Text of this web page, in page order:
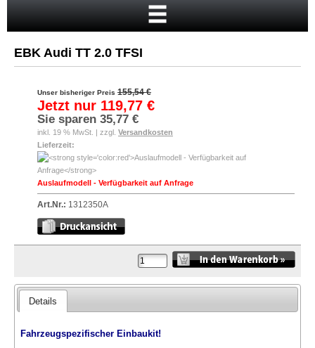
Kasse
Anmelden
EBK Audi TT 2.0 TFSI
Unser bisheriger Preis 155,54 €
Jetzt nur 119,77 €
Sie sparen 35,77 €
inkl. 19 % MwSt. | zzgl. Versandkosten
Lieferzeit:
Auslaufmodell - Verfügbarkeit auf Anfrage
Art.Nr.: 1312350A
Details
Fahrzeugspezifischer Einbaukit!